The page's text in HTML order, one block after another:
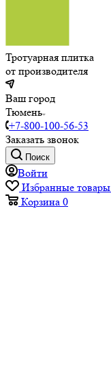
Тротуарная плитка
от производителя
Ваш город
Тюмень
+7-800-100-56-53
Заказать звонок
Поиск
Войти
Избранные товары
Корзина 0